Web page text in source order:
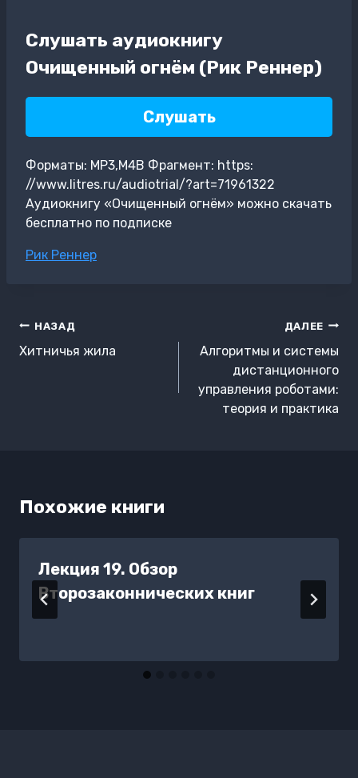
Слушать аудиокнигу
Очищенный огнём (Рик Реннер)
Слушать
Форматы: MP3,M4B Фрагмент: https:
//www.litres.ru/audiotrial/?art=71961322
Аудиокнигу «Очищенный огнём» можно скачать
бесплатно по подписке
Метки
Рик Реннер
Навигация
по
НАЗАД
Хитничья жила
ДАЛЕЕ
Алгоритмы и системы
дистанционного
управления роботами:
теория и практика
Похожие книги
Лекция 19. Обзор
Второзаконнических книг